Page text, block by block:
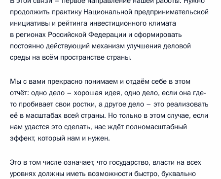
продолжить практику Национальной предпринимательской
инициативы и рейтинга инвестиционного климата
в регионах Российской Федерации и сформировать
постоянно действующий механизм улучшения деловой
среды на всём пространстве страны.
Мы с вами прекрасно понимаем и отдаём себе в этом
отчёт: одно дело – хорошая идея, одно дело, если она где-
то пробивает свои ростки, а другое дело – это реализовать
её в масштабах всей страны. Но только в этом случае, если
нам удастся это сделать, нас ждёт полномасштабный
эффект, который нам и нужен.
Это в том числе означает, что государство, власти на всех
уровнях должны иметь возможности быстро, буквально